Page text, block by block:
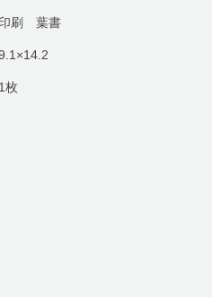
印刷 葉書
1枚